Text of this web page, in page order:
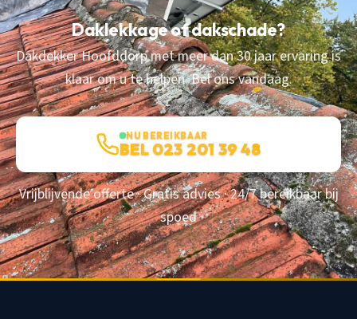
Daklekkage of dakschade?
Dakdekker Hoofddorp met meer dan 30 jaar ervaring is
klaar om u te helpen. Bel ons vandaag.
NU BEREIKBAAR
BEL 023 201 39 48
Vrijblijvende offerte · Gratis advies · 24/7 bereikbaar bij
spoed